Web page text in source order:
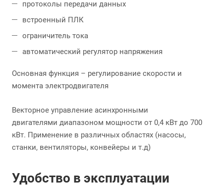
протоколы передачи данных
встроенный ПЛК
ограничитель тока
автоматический регулятор напряжения
Основная функция – регулирование скорости и
момента электродвигателя
Векторное управление асинхронными
двигателями диапазоном мощности от 0,4 кВт до 700
кВт. Применение в различных областях (насосы,
станки, вентиляторы, конвейеры и т.д)
Удобство в эксплуатации